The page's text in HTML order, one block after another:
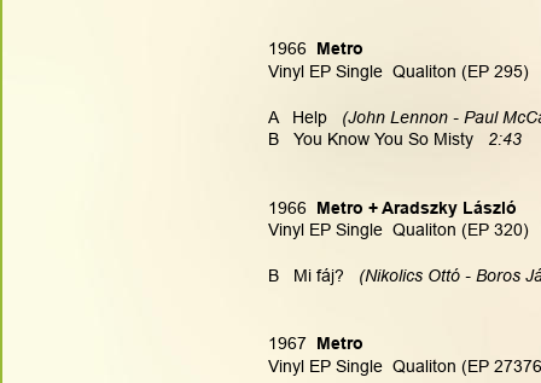
1966 Metro
Vinyl EP Single  Qualiton (EP 295)
A   Help (John Lennon - Paul
B   You Know You So Misty 2:43
1966 Metro + Aradszky László
Vinyl EP Single  Qualiton (EP 320)
B   Mi fáj? (Nikolics Ottó - Boros
1967 Metro
Vinyl EP Single  Qualiton (EP